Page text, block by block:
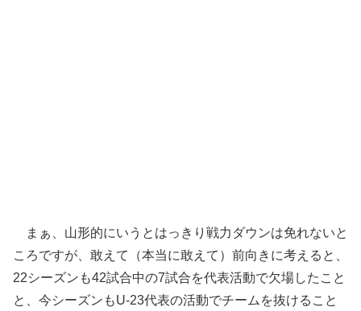
まぁ、山形的にいうとはっきり戦力ダウンは免れないと
ころですが、敢えて（本当に敢えて）前向きに考えると、
22シーズンも42試合中の7試合を代表活動で欠場したこと
と、今シーズンもU-23代表の活動でチームを抜けること